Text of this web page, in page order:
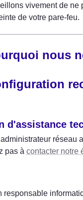
vivement de ne
de votre pare-feu.
nous
d'assistance
réseau
pas à contacter notre
responsable